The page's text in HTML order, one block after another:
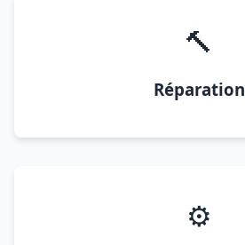
🔨
Réparation
⚙️